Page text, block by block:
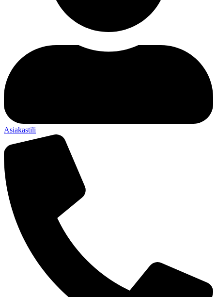
Asiakastili